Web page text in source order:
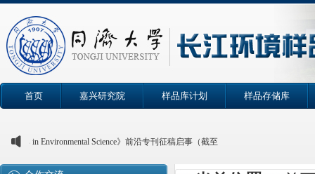
首页 嘉兴研究院 样品库计划 样品存储库
in Environmental Science》前沿专刊征稿启事（截至